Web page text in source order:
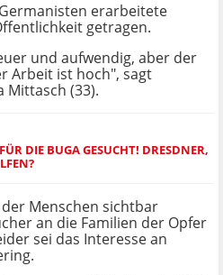
erarbeitete
getragen.
und aufwendig, aber der
Arbeit ist hoch", sagt
(33).
DIE BUGA GESUCHT! DRESDNER,
Menschen sichtbar
an die Familien der Opfer
sei das Interesse an